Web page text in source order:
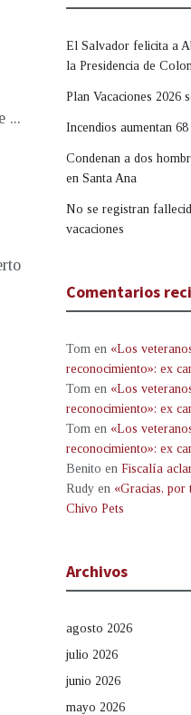
...
El Salvador felicita a
la Presidencia de
Plan Vacaciones 2026
Incendios aumentan
Condenan a dos
en Santa Ana
No se registran
vacaciones
Comentarios
Tom en «Los
reconocimiento»: ex
Tom en «Los
reconocimiento»: ex
Tom en «Los
reconocimiento»: ex
Benito en Fiscalía
Rudy en «Gracias, por
Chivo Pets
Archivos
agosto 2026
julio 2026
junio 2026
mayo 2026